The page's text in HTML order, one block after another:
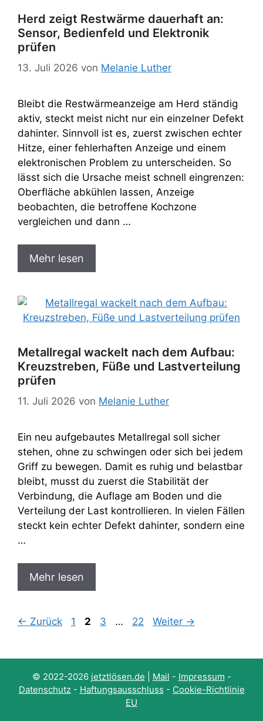
Herd zeigt Restwärme dauerhaft an:
Sensor, Bedienfeld und Elektronik
prüfen
13. Juli 2026 von Melanie Luther
Bleibt die Restwärmeanzeige am Herd ständig
aktiv, steckt meist nicht nur ein einzelner Defekt
dahinter. Sinnvoll ist es, zuerst zwischen echter
Hitze, einer fehlerhaften Anzeige und einem
elektronischen Problem zu unterscheiden. So
lässt sich die Ursache meist schnell eingrenzen:
Oberfläche abkühlen lassen, Anzeige
beobachten, die betroffene Kochzone
vergleichen und dann …
Mehr lesen
Metallregal wackelt nach dem Aufbau:
Kreuzstreben, Füße und Lastverteilung
prüfen
11. Juli 2026 von Melanie Luther
Ein neu aufgebautes Metallregal soll sicher
stehen, ohne zu schwingen oder sich bei jedem
Griff zu bewegen. Damit es ruhig und belastbar
bleibt, musst du zuerst die Stabilität der
Verbindung, die Auflage am Boden und die
Verteilung der Last kontrollieren. In vielen Fällen
steckt kein echter Defekt dahinter, sondern eine
…
Mehr lesen
← Zurück Seite
1 Seite
2 Seite
3 … Seite
22 Weiter →
© 2022-2026 jetztlösen.de Mail - Impressum -
Datenschutz- Haftungsausschluss - Cookie-Richtlinie
EU